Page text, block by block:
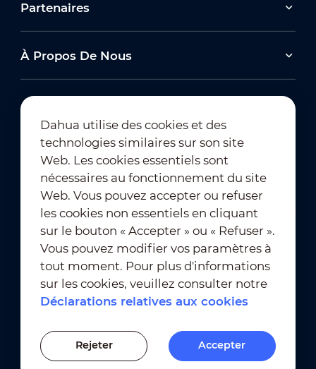
Partenaires
À Propos De Nous
Abonnement à la newsletter
Conditions d'utilisation
｜
Conformité en matière de confidentialité
Conformité en matière de marques déposées
Paramètres des cookies
Dahua utilise des cookies et des
technologies similaires sur son site
Web. Les cookies essentiels sont
nécessaires au fonctionnement du site
Web. Vous pouvez accepter ou refuser
les cookies non essentiels en cliquant
sur le bouton « Accepter » ou « Refuser ».
Vous pouvez modifier vos paramètres à
tout moment. Pour plus d'informations
sur les cookies, veuillez consulter notre
Déclarations relatives aux cookies
Rejeter Accepter